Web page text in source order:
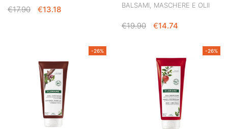
€17.90
IL
€13.18IL
BALSAMI, MASCHERE E OLII
€19.90
IL
ERA:
€19.90.
€14.74
ATTUALE
È:
€14.74.
-26% -26%